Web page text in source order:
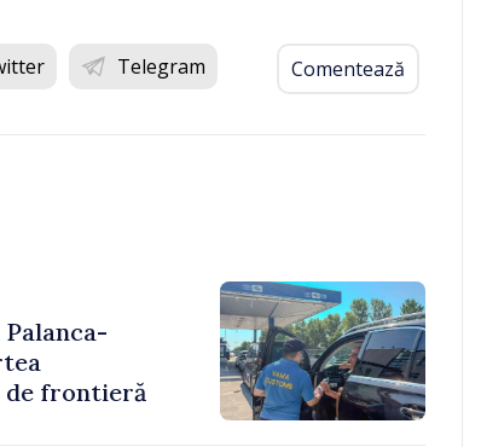
Telegram Comentează
frontieră